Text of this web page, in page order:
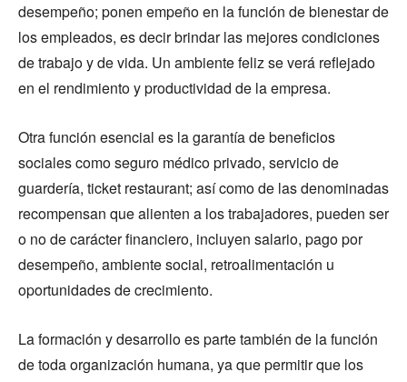
desempeño; ponen empeño en la función de bienestar de
los empleados, es decir brindar las mejores condiciones
de trabajo y de vida. Un ambiente feliz se verá reflejado
en el rendimiento y productividad de la empresa.
Otra función esencial es la garantía de beneficios
sociales como seguro médico privado, servicio de
guardería, ticket restaurant; así como de las denominadas
recompensan que alienten a los trabajadores, pueden ser
o no de carácter financiero, incluyen salario, pago por
desempeño, ambiente social, retroalimentación u
oportunidades de crecimiento.
La formación y desarrollo es parte también de la función
de toda organización humana, ya que permitir que los